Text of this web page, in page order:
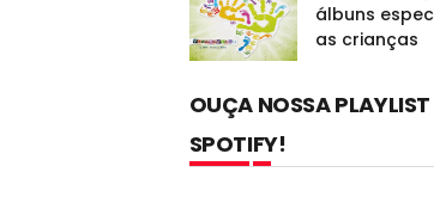
álbuns
as crianças
OUÇA NOSSA
SPOTIFY!